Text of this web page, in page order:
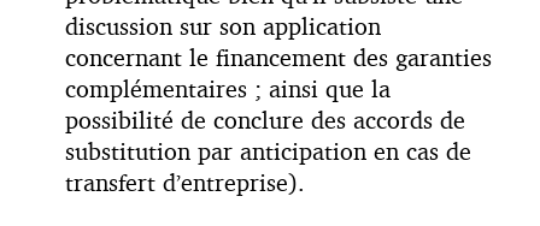
discussion sur son application
concernant le financement des garanties
complémentaires ; ainsi que la
possibilité de conclure des accords de
substitution par anticipation en cas de
transfert d’entreprise).